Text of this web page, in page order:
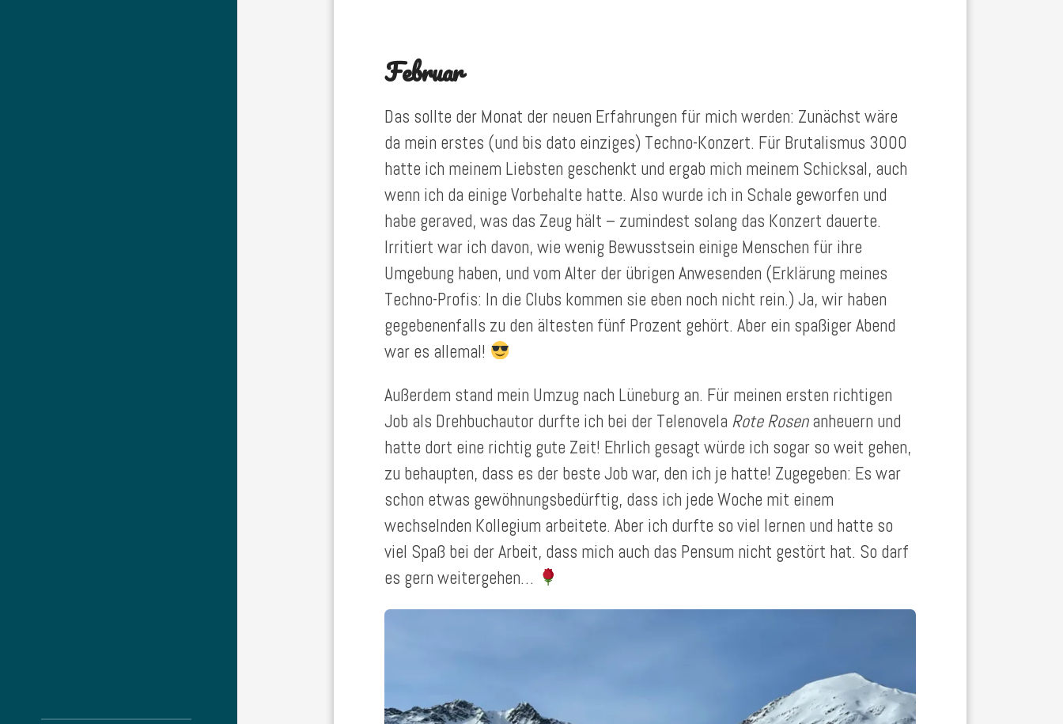
Februar
Das sollte der Monat der neuen Erfahrungen für mich werden: Zunächst wäre
da mein erstes (und bis dato einziges) Techno-Konzert. Für Brutalismus 3000
hatte ich meinem Liebsten geschenkt und ergab mich meinem Schicksal, auch
wenn ich da einige Vorbehalte hatte. Also wurde ich in Schale geworfen und
habe geraved, was das Zeug hält – zumindest solang das Konzert dauerte.
Irritiert war ich davon, wie wenig Bewusstsein einige Menschen für ihre
Umgebung haben, und vom Alter der übrigen Anwesenden (Erklärung meines
Techno-Profis: In die Clubs kommen sie eben noch nicht rein.) Ja, wir haben
gegebenenfalls zu den ältesten fünf Prozent gehört. Aber ein spaßiger Abend
war es allemal!
Außerdem stand mein Umzug nach Lüneburg an. Für meinen ersten richtigen
Job als Drehbuchautor durfte ich bei der Telenovela Rote Rosenanheuern und
hatte dort eine richtig gute Zeit! Ehrlich gesagt würde ich sogar so weit gehen,
zu behaupten, dass es der beste Job war, den ich je hatte! Zugegeben: Es war
schon etwas gewöhnungsbedürftig, dass ich jede Woche mit einem
wechselnden Kollegium arbeitete. Aber ich durfte so viel lernen und hatte so
viel Spaß bei der Arbeit, dass mich auch das Pensum nicht gestört hat. So darf
es gern weitergehen…